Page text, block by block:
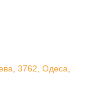
3762, Одеса,